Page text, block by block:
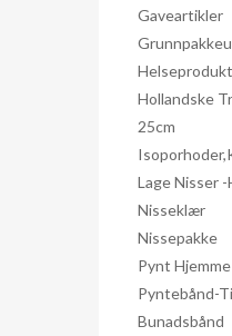
Gaveartikler
Hollandske
25cm
Lage Nisser
Nisseklær
Nissepakke
Pynt
Pyntebånd-
Bunadsbånd